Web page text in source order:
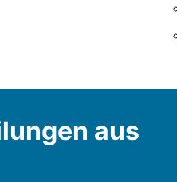
aus